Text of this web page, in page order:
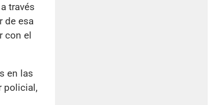
través
de esa
con el
en las
policial,